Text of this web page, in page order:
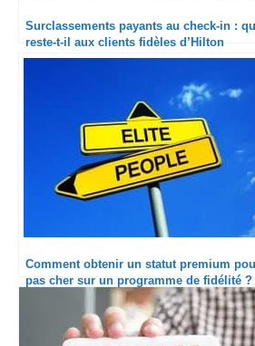
Surclassements payants au check-in :
reste-t-il aux clients fidèles d’Hilton
Honors ?
Comment obtenir un statut premium
pas cher sur un programme de fidélité ?